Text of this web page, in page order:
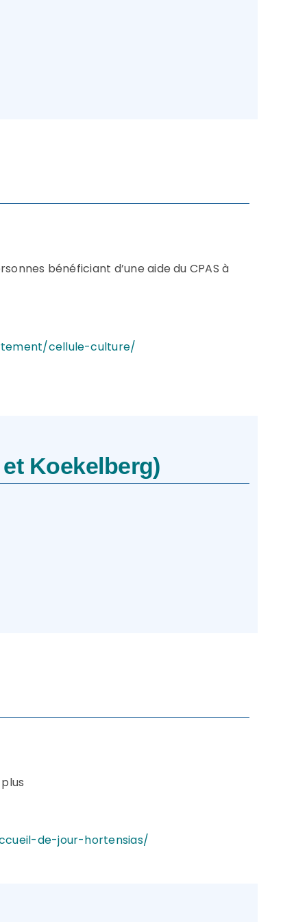
bénéficiant d’une aide du CPAS à
cellule-culture/
Koekelberg)
de-jour-hortensias/